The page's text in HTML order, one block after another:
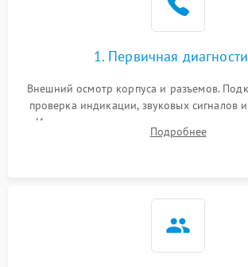
1. Первичная
Внешний осмотр корпуса и разъемов.
проверка индикации, звуковых сигналов
Измерение входного и выходного
реакции ИБП на отключение основного
Подробнее